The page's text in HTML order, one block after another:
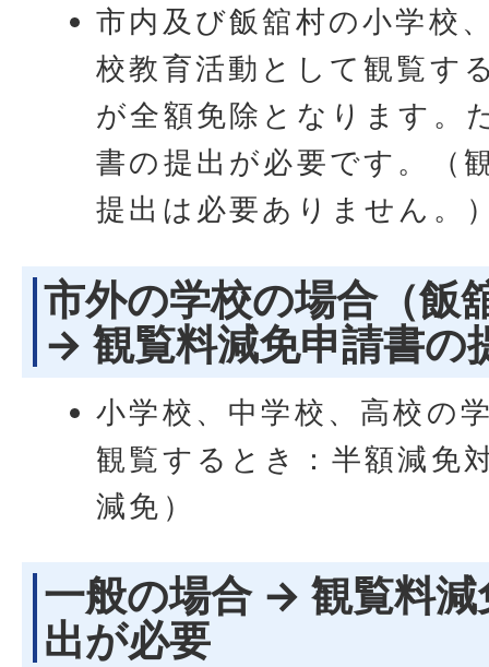
市内及び飯舘村の小学校
校教育活動として観覧す
が全額免除となります。
書の提出が必要です。（
提出は必要ありません。
市外の学校の場合（飯
→ 観覧料減免申請書の
小学校、中学校、高校の
観覧するとき：半額減免
減免）
一般の場合 → 観覧料減
出が必要